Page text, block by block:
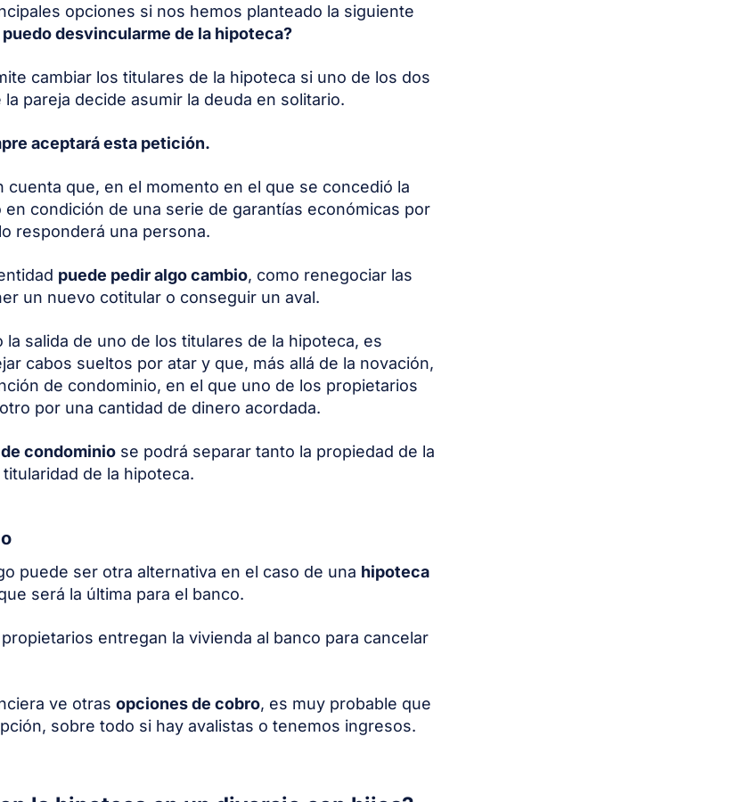
opciones si nos hemos planteado la siguiente
puedo desvincularme de la hipoteca?
cambiar los titulares de la hipoteca si uno de los dos
pareja decide asumir la deuda en solitario.
aceptará esta petición.
cuenta que, en el momento en el que se concedió la
en condición de una serie de garantías económicas por
responderá una persona.
puede pedir algo cambio, como renegociar las
un nuevo cotitular o conseguir un aval.
la salida de uno de los titulares de la hipoteca, es
cabos sueltos por atar y que, más allá de la novación,
de condominio, en el que uno de los propietarios
por una cantidad de dinero acordada.
condominio se podrá separar tanto la propiedad de la
de la hipoteca.
puede ser otra alternativa en el caso de una hipoteca
será la última para el banco.
entregan la vivienda al banco para cancelar
ve otras opciones de cobro, es muy probable que
sobre todo si hay avalistas o tenemos ingresos.